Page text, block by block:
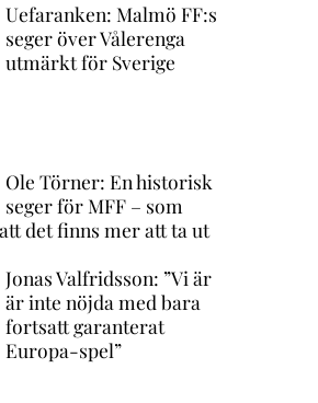
Uefaranken: Malmö FF:s
seger över Vålerenga
utmärkt för Sverige
Ole Törner: En historisk
seger för MFF – som
det finns mer att ta ut
Jonas Valfridsson: ”Vi är
är inte nöjda med bara
fortsatt garanterat
Europa-spel”